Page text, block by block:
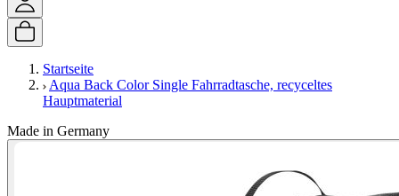
Startseite
Aqua Back Color Single Fahrradtasche, recyceltes
Hauptmaterial
Made in Germany